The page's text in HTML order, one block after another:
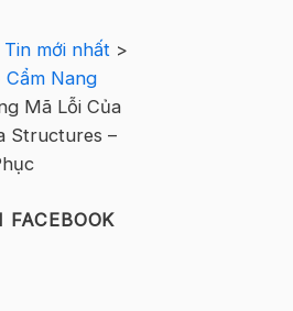
Tin mới nhất>
Cẩm Nang
Mã Lỗi Của
Structures –
FACEBOOK